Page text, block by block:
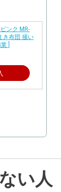
ンク MR-
き布団 掻い
]
い人